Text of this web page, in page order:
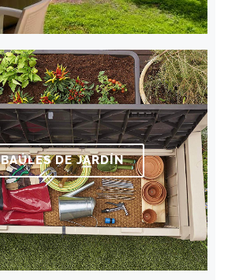
BAÚLES DE JARDÍN